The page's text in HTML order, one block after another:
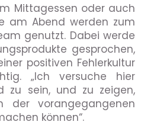
Mittagessen oder auch
am Abend werden zum
genutzt. Dabei werde
gesprochen,
positiven Fehlerkultur
„Ich versuche hier
zu sein, und zu zeigen,
vorangegangenen
können“.